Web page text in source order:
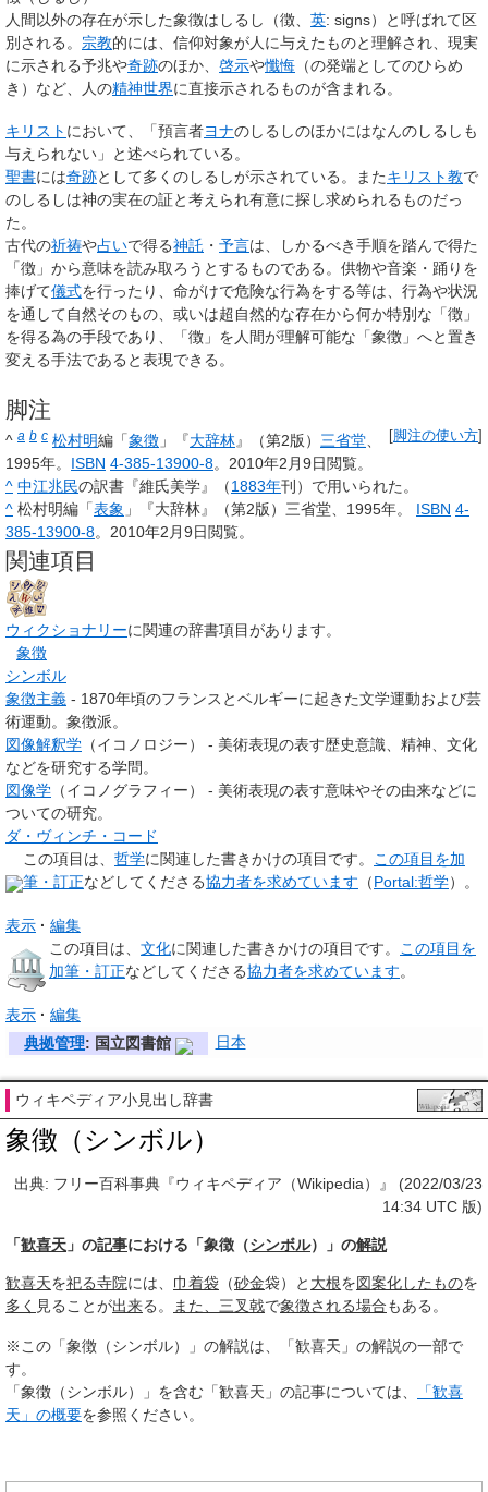
人間以外の存在が示した象徴は しるし （徴、 英: signs）と呼ばれて区
別される。 宗教的には、信仰対象が人に与えたものと理解され、現実
に示される予兆や奇跡のほか、 啓示や懺悔 （の発端としてのひらめ
き）など、人の精神世界に直接示されるものが含まれる。
キリスト において、「預言者ヨナのしるしのほかにはなんのしるしも
与えられない」と述べられている。
聖書には奇跡として多くのしるしが示されている。またキリスト教で
のしるしは神の実在の証と考えられ有意に探し求められるものだっ
た。
古代の祈祷や占いで得る神託 ・ 予言は、しかるべき手順を踏んで得た
「徴」から意味を読み取ろうとするものである。供物や音楽・踊りを
捧げて儀式を行ったり、命がけで危険な行為をする等は、行為や状況
を通して自然そのもの、或いは超自然的な存在から何か特別な「徴」
を得る為の手段であり、「徴」を人間が理解可能な「象徴」へと置き
変える手法であると表現できる。
脚注
脚注の使い方
^ a b c 松村明編「象徴 」『大辞林』（第2版） 三省堂
1995年。 ISBN 4-385-13900-8。 2010年2月9日閲覧。
^ 中江兆民の訳書『維氏美学』（1883年刊）で用いられた。
^ 松村明編「表象 」『大辞林』（第2版）三省堂、1995年。 ISBN 4-
385-13900-8。 2010年2月9日閲覧。
関連項目
ウィクショナリーに関連の辞書項目があります。
象徴
シンボル
象徴主義 - 1870年頃のフランスとベルギーに起きた文学運動および芸
術運動。象徴派。
図像解釈学 （イコノロジー） - 美術表現の表す歴史意識、精神、文化
などを研究する学問。
図像学 （イコノグラフィー） - 美術表現の表す意味やその由来などに
ついての研究。
ダ・ヴィンチ・コード
この項目は、 哲学に関連した書きかけの項目 です。
この項目を加
筆・訂正などしてくださる協力者を求めています （Portal:哲学）。
表示
編集
この項目は、 文化に関連した書きかけの項目 です。
この項目を
加筆・訂正などしてくださる協力者を求めています。
表示
編集
典拠管理: 国立図書館 日本
ウィキペディア小見出し辞書
象徴（シンボル）
出典: フリー百科事典『ウィキペディア（Wikipedia）』 (2022/03/23
14:34 UTC 版)
「歓喜天 」の記事における「象徴（シンボル）」の解説
歓喜天を祀る寺院には、 巾着袋 （砂金袋）と 大根を図案化したものを
多く 見ることが出来る。 また、 三叉戟で象徴される場合もある。
※この「象徴（シンボル）」の解説は、「歓喜天」の解説の一部で
す。
「象徴（シンボル）」を含む「歓喜天」の記事については、
「歓喜
天」の概要を参照ください。